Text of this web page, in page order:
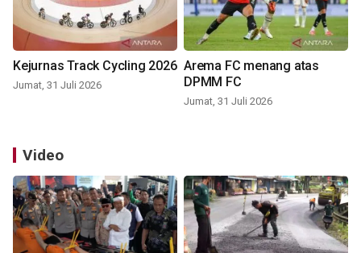
Kejurnas Track Cycling 2026
Jumat, 31 Juli 2026
Arema FC menang atas
DPMM FC
Jumat, 31 Juli 2026
Video